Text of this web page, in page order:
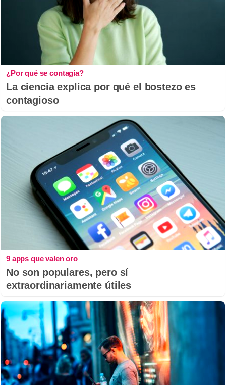
¿Por qué se contagia?
La ciencia explica por qué el bostezo es
contagioso
9 apps que valen oro
No son populares, pero sí
extraordinariamente útiles